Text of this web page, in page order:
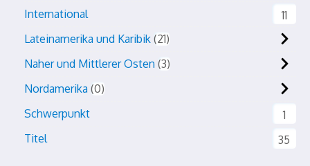
International
11
Lateinamerika und Karibik 21
Naher und Mittlerer Osten 3
Nordamerika 0
Schwerpunkt
1
Titel
35